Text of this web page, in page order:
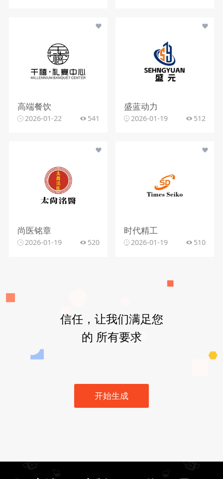
高端餐饮
2026-01-22 541
盛蓝动力
2026-01-19 512
尚医铭章
2026-01-19 520
时代精工
2026-01-19 510
信任，让我们满足您
的 所有要求
开始生成